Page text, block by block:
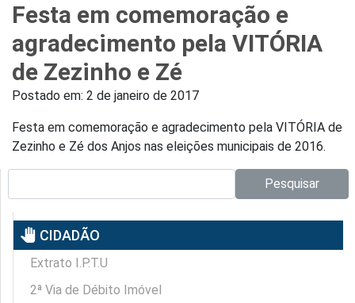
Festa em comemoração e
agradecimento pela VITÓRIA
de Zezinho e Zé
Postado em: 2 de janeiro de 2017
Festa em comemoração e agradecimento pela VITÓRIA de
Zezinho e Zé dos Anjos nas eleições municipais de 2016.
Pesquisar
pan_tool CIDADÃO
Extrato I.P.T.U
2ª Via de Débito Imóvel